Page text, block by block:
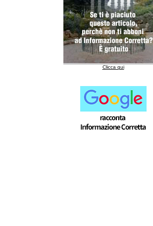
Clicca qui